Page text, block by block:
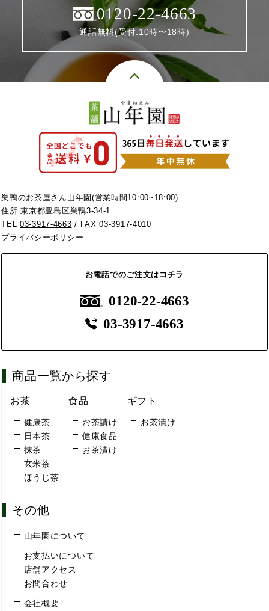
0120-22-4663
通話無料(受付:10時〜18時)
巣鴨のお茶屋さん山年園(営業時間10:00~18:00)
住所 東京都豊島区巣鴨3-34-1
TEL03-3917-4663 / FAX 03-3917-4010
プライバシーポリシー
お電話でのご注文はコチラ
0120-22-4663
03-3917-4663
商品一覧から探す
お茶
健康茶
日本茶
抹茶
玄米茶
ほうじ茶
食品
お茶請け
健康食品
お茶漬け
ギフト
お茶漬け
その他
山年園について
お支払いについて
店舗アクセス
お問合わせ
会社概要